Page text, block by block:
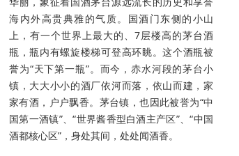
海内外高贵典雅的气质。国酒门东侧的小山
上，有一个世界上最大的、7层楼高的茅台酒
瓶，瓶内有螺旋楼梯可登高环眺。这个酒瓶被
誉为“天下第一瓶”。而今，赤水河段的茅台小
镇，大大小小的酒厂依河而落，依山而建，家
家有酒，户户飘香。茅台镇，也因此被誉为“中
国第一酒镇”、“世界酱香型白酒主产区”、“中国
酒都核心区”，身处其间，处处闻酒香。